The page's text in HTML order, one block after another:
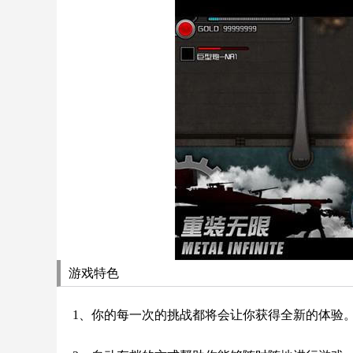
游戏特色
1、你的每一次的挑战都将会让你获得全新的体验